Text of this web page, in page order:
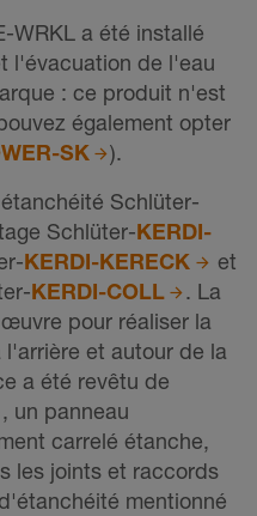
WRKL a été installé
l'évacuation de l'eau
: ce produit n'est
également opter
SK
).
Schlüter-
Schlüter-KERDI-
KERDI-KERECK
et
KERDI-COLL
. La
pour réaliser la
et autour de la
a été revêtu de
, un panneau
carrelé étanche,
les joints et raccords
mentionné